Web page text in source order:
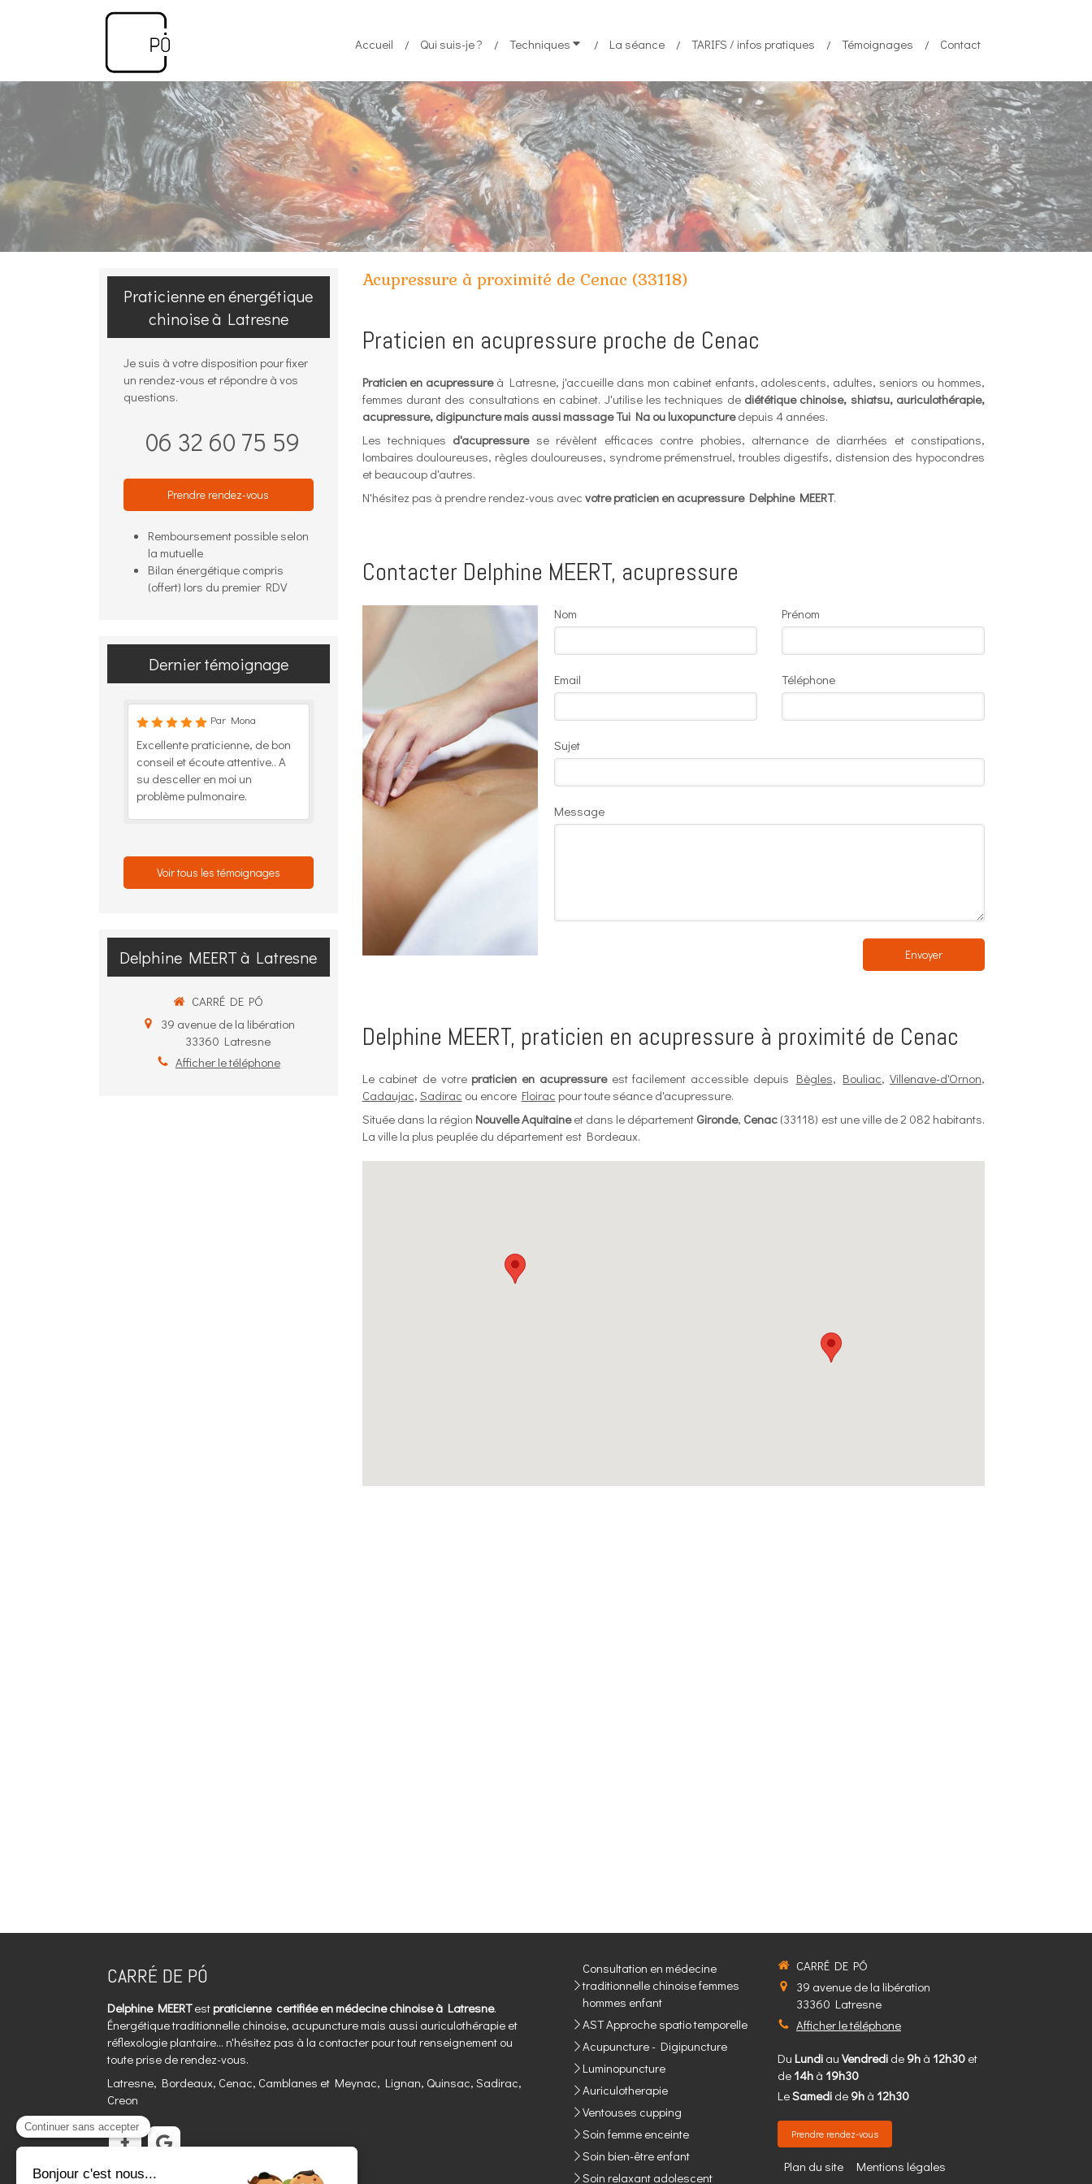
Accueil Qui suis-je ? Techniques La séance TARIFS / infos pratiques Témoignages Contact
Acupressure à proximité de Cenac (33118)
Praticien en acupressure proche de Cenac
Praticien en acupressureà Latresne, j'accueille dans mon cabinet enfants, adolescents, adultes, seniors ou hommes,
femmes durant des consultations en cabinet. J'utilise les techniques de diététique chinoise, shiatsu, auriculothérapie,
acupressure, digipuncture mais aussi massage Tui Na ou luxopuncturedepuis 4 années.
Les techniques d'acupressurese révèlent efficaces contre phobies, alternance de diarrhées et constipations,
lombaires douloureuses, règles douloureuses, syndrome prémenstruel, troubles digestifs, distension des hypocondres
et beaucoup d'autres.
N'hésitez pas à prendre rendez-vous avec votre praticien en acupressure Delphine MEERT.
Contacter Delphine MEERT, acupressure
Nom Prénom
Email Téléphone
Sujet
Message
Envoyer
Delphine MEERT, praticien en acupressure à proximité de Cenac
Le cabinet de votre praticien en acupressureest facilement accessible depuis Bègles, Bouliac,Villenave-d'Ornon,
Cadaujac, Sadirac ou encore Floirac pour toute séance d'acupressure.
Située dans la région Nouvelle Aquitaineet dans le département Gironde, Cenac (33118) est une ville de 2 082 habitants.
La ville la plus peuplée du département est Bordeaux.
Praticienne en énergétique
chinoise à Latresne
Je suis à votre disposition pour fixer
un rendez-vous et répondre à vos
questions.
06 32 60 75 59
Prendre rendez-vous
Remboursement possible selon
la mutuelle
Bilan énergétique compris
(offert) lors du premier RDV
Dernier témoignage
Par Mona
Excellente praticienne, de bon
conseil et écoute attentive.. A
su desceller en moi un
problème pulmonaire.
Voir tous les témoignages
Delphine MEERT à Latresne
CARRÉ DE PÓ
39 avenue de la libération
33360 Latresne
Afficher le téléphone
CARRÉ DE PÓ
Delphine MEERTest praticienne certifiée en médecine chinoise à Latresne.
Énergétique traditionnelle chinoise, acupuncture mais aussi auriculothérapie et
réflexologie plantaire... n'hésitez pas à la contacter pour tout renseignement ou
toute prise de rendez-vous.
Latresne, Bordeaux, Cenac, Camblanes et Meynac, Lignan, Quinsac, Sadirac,
Creon
Consultation en médecine
traditionnelle chinoise femmes
hommes enfant
AST Approche spatio temporelle
Acupuncture - Digipuncture
Luminopuncture
Auriculotherapie
Ventouses cupping
Soin femme enceinte
Soin bien-être enfant
Soin relaxant adolescent
CARRÉ DE PÓ
39 avenue de la libération
33360 Latresne
Afficher le téléphone
Du Lundi au Vendredi de 9h à 12h30 et
de 14h à 19h30
LeSamedi de 9h à 12h30
Prendre rendez-vous
Plan du site
Mentions légales